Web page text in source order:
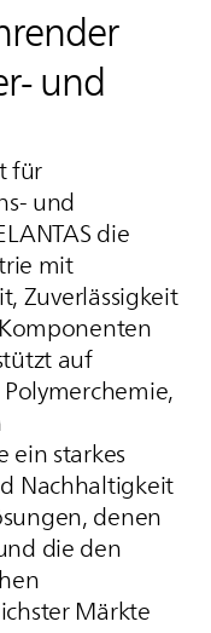
und
für
und
die
mit
Zuverlässigkeit
auf
ein starkes
Nachhaltigkeit
denen
die den
Märkte